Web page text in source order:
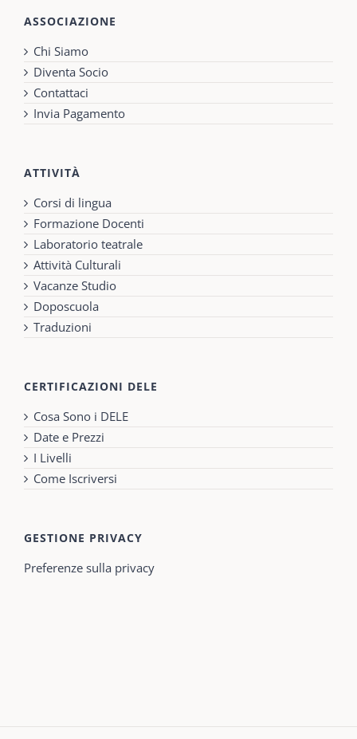
ASSOCIAZIONE
Chi Siamo
Diventa Socio
Contattaci
Invia Pagamento
ATTIVITÀ
Corsi di lingua
Formazione Docenti
Laboratorio teatrale
Attività Culturali
Vacanze Studio
Doposcuola
Traduzioni
CERTIFICAZIONI DELE
Cosa Sono i DELE
Date e Prezzi
I Livelli
Come Iscriversi
GESTIONE PRIVACY
Preferenze sulla privacy